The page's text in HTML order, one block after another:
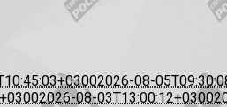
2026-08-
2026-08-03T13:00:12+0300